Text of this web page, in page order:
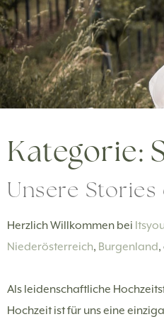
Kategorie:
Unsere
Herzlich Willkommen bei
Niederösterreich, Burgenland
Als leidenschaftliche
Hochzeit ist für uns eine